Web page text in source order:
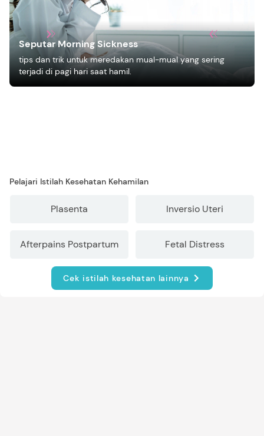
Seputar Morning Sickness
tips dan trik untuk meredakan mual-mual yang sering
terjadi di pagi hari saat hamil.
Pelajari Istilah Kesehatan Kehamilan
Plasenta Inversio Uteri
Afterpains Postpartum Fetal Distress
Cek istilah kesehatan lainnya